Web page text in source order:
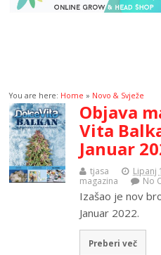
You are here: Home » Novo & Svježe
Objava
Vita
Januar
tjasa Lipanj
magazina
No
Izašao je nov
Januar 2022.
Preberi več